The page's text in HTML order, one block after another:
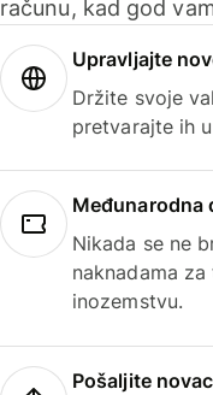
računu, kad god
Upravljajte
Držite svoje
pretvarajte ih
Međunarodna
Nikada se ne
naknadama
inozemstvu.
Pošaljite